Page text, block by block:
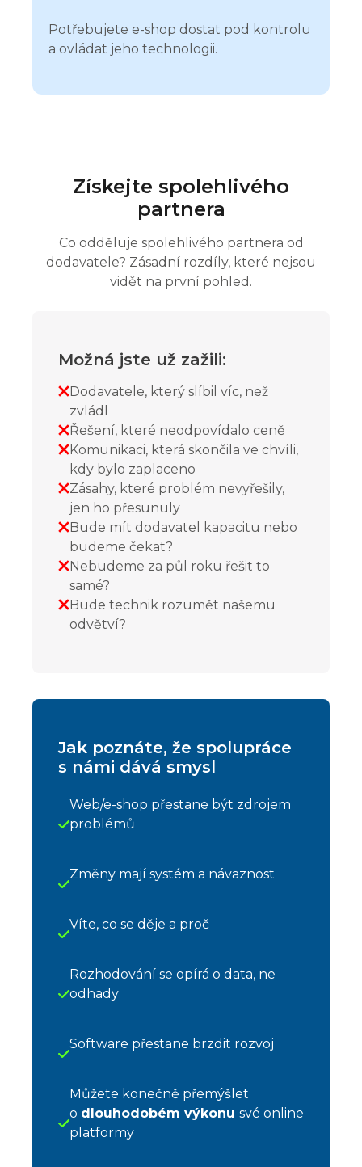
Potřebujete e-shop dostat pod kontrolu
a ovládat jeho technologii.
Získejte spolehlivého
partnera
Co odděluje spolehlivého partnera od
dodavatele? Zásadní rozdíly, které nejsou
vidět na první pohled.
Možná jste už zažili:
Dodavatele, který slíbil víc, než
zvládl
Řešení, které neodpovídalo ceně
Komunikaci, která skončila ve chvíli,
kdy bylo zaplaceno
Zásahy, které problém nevyřešily,
jen ho přesunuly
Bude mít dodavatel kapacitu nebo
budeme čekat?
Nebudeme za půl roku řešit to
samé?
Bude technik rozumět našemu
odvětví?
Jak poznáte, že spolupráce
s námi dává smysl
Web/e-shop přestane být zdrojem
problémů
Změny mají systém a návaznost
Víte, co se děje a proč
Rozhodování se opírá o data, ne
odhady
Software přestane brzdit rozvoj
Můžete konečně přemýšlet
o dlouhodobém výkonu své online
platformy